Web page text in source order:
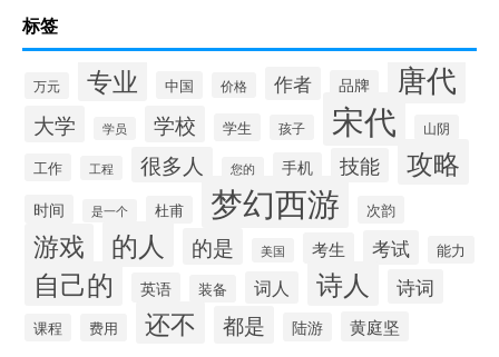
标签
万元 专业 中国 价格 作者 品牌 唐代
大学 学员 学校 学生 孩子 宋代 山阴
工作 工程 很多人 您的 手机 技能 攻略
时间 是一个 杜甫 梦幻西游 次韵
游戏 的人 的是 美国 考生 考试 能力
自己的 英语 装备 词人 诗人 诗词
课程 费用 还不 都是 陆游 黄庭坚